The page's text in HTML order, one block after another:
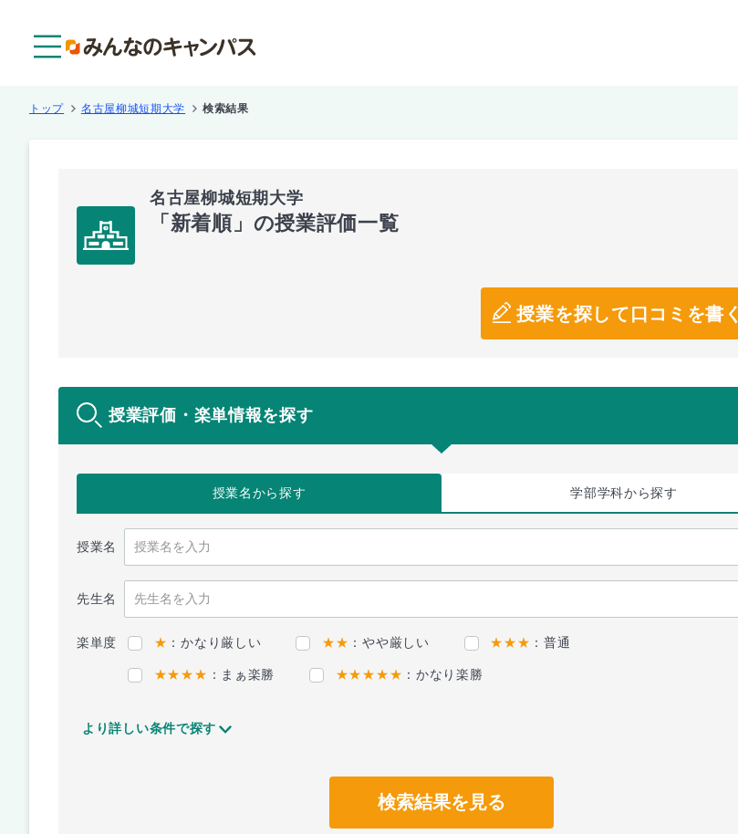
トップ 名古屋柳城短期大学 検索結果
名古屋柳城短期大学
「新着順」の授業評価一覧
授業を探して口コミを書く
授業評価・楽単情報を探す
授業名から探す 学部学科から探す
授業名
先生名
楽単度 ★ ：かなり厳しい ★★ ：やや厳しい ★★★ ：普通
★★★★ ：まぁ楽勝 ★★★★★ ：かなり楽勝
より詳しい条件で探す
検索結果を見る